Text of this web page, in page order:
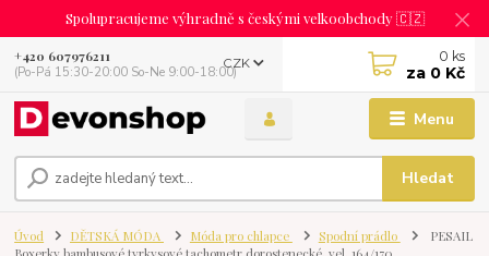
Spolupracujeme výhradně s českými velkoobchody 🇨🇿
Menu
CZK
Hledat
+420 607976211
(Po-Pá 15:30-20:00 So-Ne 9:00-18:00)
0 ks
za 0 Kč
Úvod DĚTSKÁ MÓDA Móda pro chlapce Spodní prádlo
PESAIL